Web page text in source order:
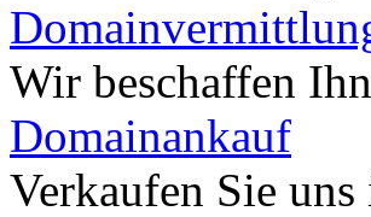
Wir beschaffen
Domainankauf
Verkaufen Sie